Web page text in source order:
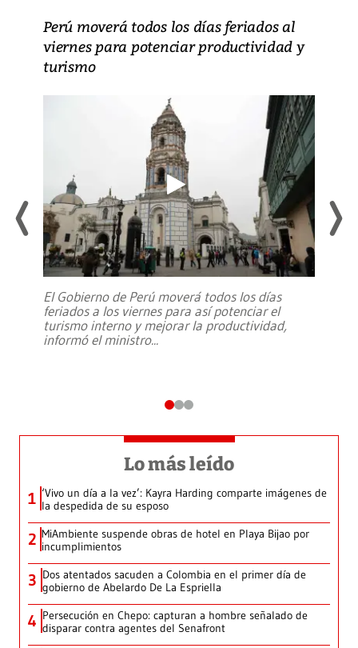
Perú moverá todos los días feriados al
viernes para potenciar productividad y
turismo
El Gobierno de Perú moverá todos los días
feriados a los viernes para así potenciar el
turismo interno y mejorar la productividad,
informó el ministro...
Lo más leído
1 ‘Vivo un día a la vez’: Kayra Harding comparte imágenes de
la despedida de su esposo
2 MiAmbiente suspende obras de hotel en Playa Bijao por
incumplimientos
3 Dos atentados sacuden a Colombia en el primer día de
gobierno de Abelardo De La Espriella
4 Persecución en Chepo: capturan a hombre señalado de
disparar contra agentes del Senafront